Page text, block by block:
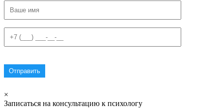
×
Записаться на консультацию к психологу